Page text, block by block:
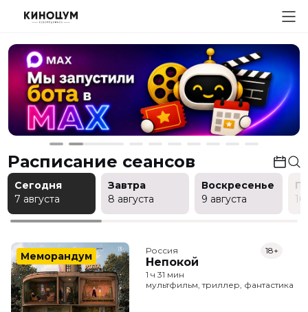
Расписание сеансов
Сегодня
7 августа
Завтра
8 августа
Воскресенье
9 августа
Меморандум Россия
Непокой
18+
1 ч 31 мин
мультфильм, триллер, фантастика